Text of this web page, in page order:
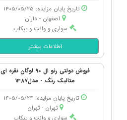
تاریخ پایان مزایده: 1405/05/25
اصفهان - داران
سواری و وانت و پیکاپ
اطلاعات بیشتر
فروش دولتی رنو ال 90 لوگان نقره ای
متالیک رنگ - مدل1387
تاریخ پایان مزایده: 1405/05/24
تهران - تهران
سواری و وانت و پیکاپ